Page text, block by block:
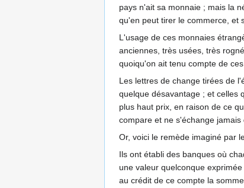
pays n'ait sa monnaie ; mais la
qu'en peut tirer le commerce, et
L'usage de ces monnaies
anciennes, très usées, très
quoiqu'on ait tenu compte de
Les lettres de change tirées de
quelque désavantage ; et celles
plus haut prix, en raison de ce
compare et ne s'échange
Or, voici le remède imaginé par
Ils ont établi des banques où
une valeur quelconque
au crédit de ce compte la